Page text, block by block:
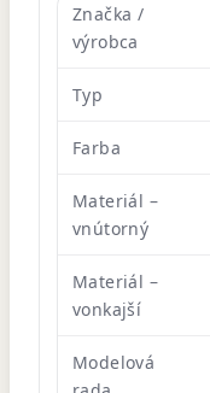
Značka /
výrobca
Typ
Farba
Materiál –
vnútorný
Materiál –
vonkajší
Modelová